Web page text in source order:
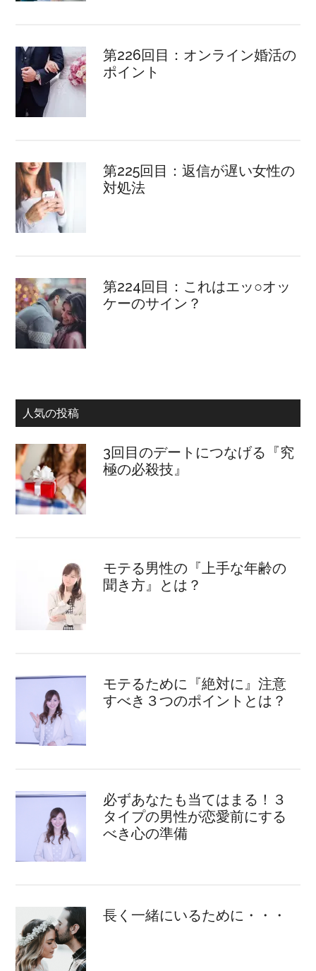
第226回目：オンライン婚活の
ポイント
第225回目：返信が遅い女性の
対処法
第224回目：これはエッ○オッ
ケーのサイン？
人気の投稿
3回目のデートにつなげる『究
極の必殺技』
モテる男性の『上手な年齢の
聞き方』とは？
モテるために『絶対に』注意
すべき３つのポイントとは？
必ずあなたも当てはまる！３
タイプの男性が恋愛前にする
べき心の準備
長く一緒にいるために・・・